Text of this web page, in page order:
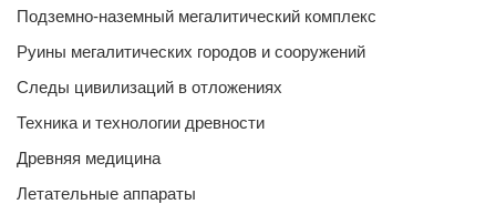
Подземно-наземный мегалитический комплекс
Руины мегалитических городов и сооружений
Следы цивилизаций в отложениях
Техника и технологии древности
Древняя медицина
Летательные аппараты